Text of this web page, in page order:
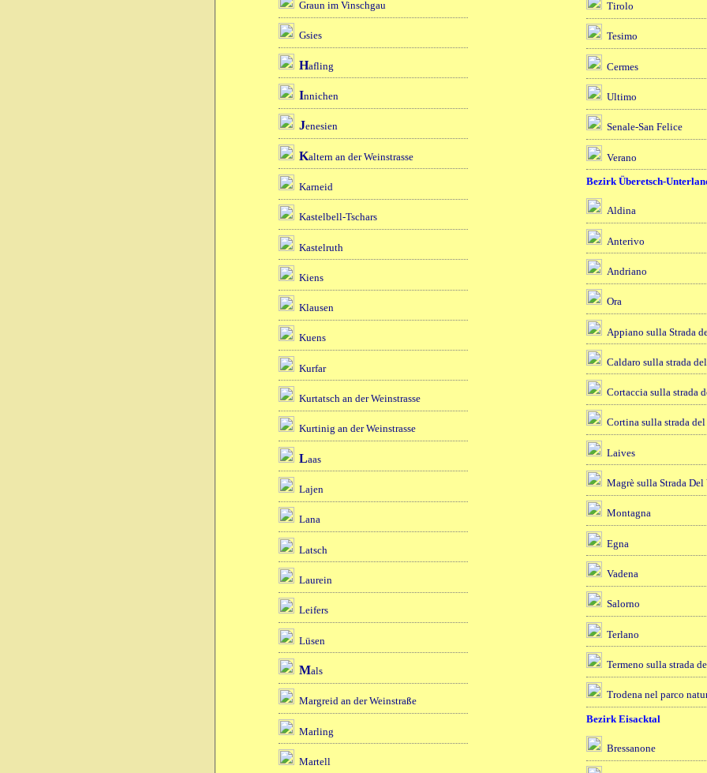
Graun im Vinschgau
Gsies
Hafling
Innichen
Jenesien
Kaltern an der Weinstrasse
Karneid
Kastelbell-Tschars
Kastelruth
Kiens
Klausen
Kuens
Kurfar
Kurtatsch an der Weinstrasse
Kurtinig an der Weinstrasse
Laas
Lajen
Lana
Latsch
Laurein
Leifers
Lüsen
Mals
Margreid an der Weinstraße
Marling
Martell
Tirolo
Tesimo
Cermes
Ultimo
Senale-San Felice
Verano
Bezirk Überetsch-
Aldina
Anterivo
Andriano
Ora
Appiano sulla Strada
Caldaro sulla strada
Cortaccia sulla strada
Cortina sulla strada
Laives
Magrè sulla Strada Del
Montagna
Egna
Vadena
Salorno
Terlano
Termeno sulla strada
Trodena nel parco
Bezirk Eisacktal
Bressanone